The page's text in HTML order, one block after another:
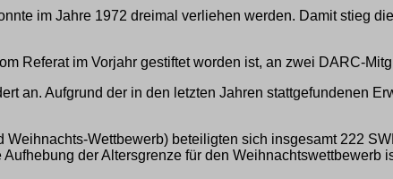
im Jahre 1972 dreimal verliehen werden. Damit stieg
Referat im Vorjahr gestiftet worden ist, an zwei DARC-
an. Aufgrund der in den letzten Jahren stattgefundenen
Wettbewerb) beteiligten sich insgesamt 222
der Altersgrenze für den Weihnachtswettbewerb